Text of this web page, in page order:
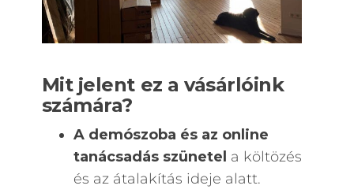
Mit jelent ez a vásárlóink
számára?
A demószoba és az online
tanácsadás szünetel a költözés
és az átalakítás ideje alatt.